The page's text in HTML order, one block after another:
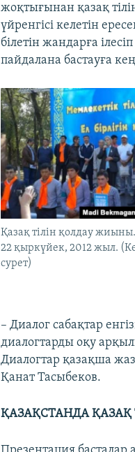
жоқтығынан қазақ
үйренгісі келетін
білетін жандарға
пайдалана бастауға
Қазақ тілін қолдау
22 қыркүйек, 2012 жыл.
сурет)
– Диалог сабақтар
диалогтарды оқу
Диалогтар қазақша
Қанат Тасыбеков.
ҚАЗАҚСТАНДА ҚАЗАҚ